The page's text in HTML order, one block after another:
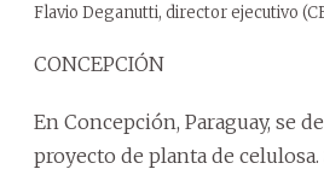
Flavio Deganutti, director ejecutivo
CONCEPCIÓN
En Concepción, Paraguay, se
proyecto de planta de